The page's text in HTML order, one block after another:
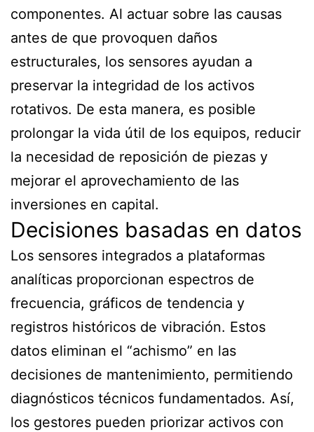
componentes. Al actuar sobre las causas
antes de que provoquen daños
estructurales, los sensores ayudan a
preservar la integridad de los activos
rotativos. De esta manera, es posible
prolongar la vida útil de los equipos, reducir
la necesidad de reposición de piezas y
mejorar el aprovechamiento de las
inversiones en capital.
Decisiones basadas en datos
Los sensores integrados a plataformas
analíticas proporcionan espectros de
frecuencia, gráficos de tendencia y
registros históricos de vibración. Estos
datos eliminan el “achismo” en las
decisiones de mantenimiento, permitiendo
diagnósticos técnicos fundamentados. Así,
los gestores pueden priorizar activos con